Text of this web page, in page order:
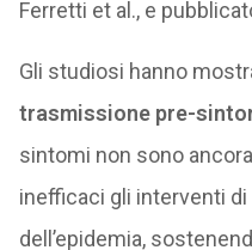
Ferretti et al., e
Gli studiosi hanno
trasmissione pre-
sintomi non sono
inefficaci gli interventi
dell’epidemia,